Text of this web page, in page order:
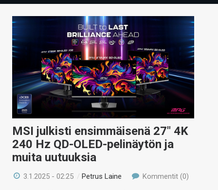
TECHBBS
TIETOA
HINTA.FI
VAIHDA TEEMA
HAKU
MSI julkisti ensimmäisenä 27″ 4K
240 Hz QD-OLED-pelinäytön ja
muita uutuuksia
3.1.2025 - 02:25 /Petrus Laine Kommentit (0)